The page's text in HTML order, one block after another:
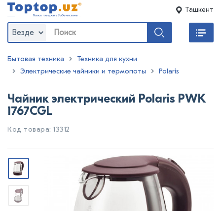
Ташкент
Везде
Бытовая техника
Техника для кухни
Электрические чайники и термопоты
Polaris
Чайник электрический Polaris PWK
1767CGL
Код товара: 13312